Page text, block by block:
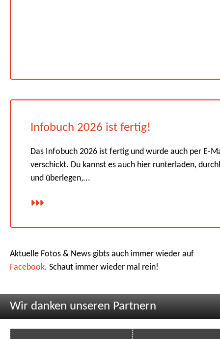
Infobuch 2026 ist fertig!
Das Infobuch 2026 ist fertig und wurde auch per E-
verschickt. Du kannst es auch hier runterladen,
und überlegen,...
Aktuelle Fotos & News gibts auch immer wieder auf
Facebook. Schaut immer wieder mal rein!
Wir danken unseren Partnern